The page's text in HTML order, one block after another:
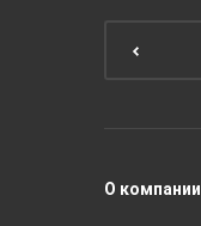
О компании